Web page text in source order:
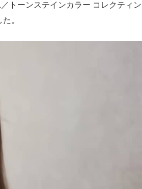
トーンステインカラー コレクティン
。